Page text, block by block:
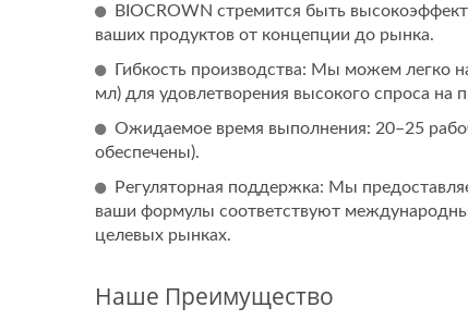
BIOCROWN стремится быть
ваших продуктов от концепции до рынка.
Гибкость производства: Мы можем легко
мл) для удовлетворения высокого спроса
Ожидаемое время выполнения: 20–25
обеспечены).
Регуляторная поддержка: Мы
ваши формулы соответствуют
целевых рынках.
Наше Преимущество